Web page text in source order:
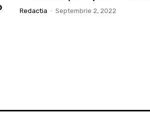
Redactia - Septembrie 2, 2022